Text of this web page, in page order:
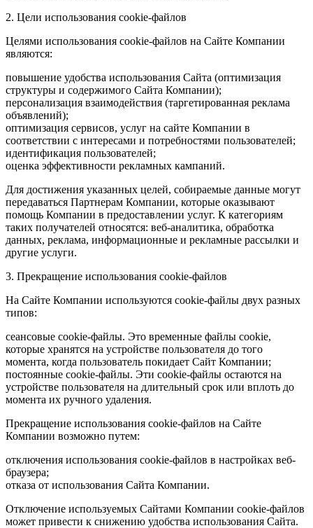
2. Цели использования cookie-файлов
Целями использования cookie-файлов на Сайте Компании
являются:
повышение удобства использования Сайта (оптимизация
структуры и содержимого Сайта Компании);
персонализация взаимодействия (таргетированная реклама
объявлений);
оптимизация сервисов, услуг на сайте Компании в
соответствии с интересами и потребностями пользователей;
идентификация пользователей;
оценка эффективности рекламных кампаний.
Для достижения указанных целей, собираемые данные могут
передаваться Партнерам Компании, которые оказывают
помощь Компании в предоставлении услуг. К категориям
таких получателей относятся: веб-аналитика, обработка
данных, реклама, информационные и рекламные рассылки и
другие услуги.
3. Прекращение использования cookie-файлов
На Сайте Компании используются cookie-файлы двух разных
типов:
сеансовые cookie-файлы. Это временные файлы cookie,
которые хранятся на устройстве пользователя до того
момента, когда пользователь покидает Сайт Компании;
постоянные cookie-файлы. Эти cookie-файлы остаются на
устройстве пользователя на длительный срок или вплоть до
момента их ручного удаления.
Прекращение использования cookie-файлов на Сайте
Компании возможно путем:
отключения использования cookie-файлов в настройках веб-
браузера;
отказа от использования Сайта Компании.
Отключение используемых Сайтами Компании cookie-файлов
может привести к снижению удобства использования Сайта.